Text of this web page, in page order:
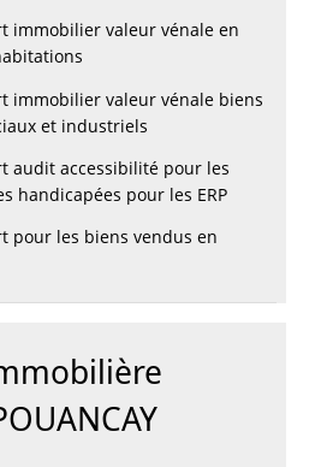
immobilier valeur vénale en
immobilier valeur vénale biens
et industriels
audit accessibilité pour les
handicapées pour les ERP
pour les biens vendus en